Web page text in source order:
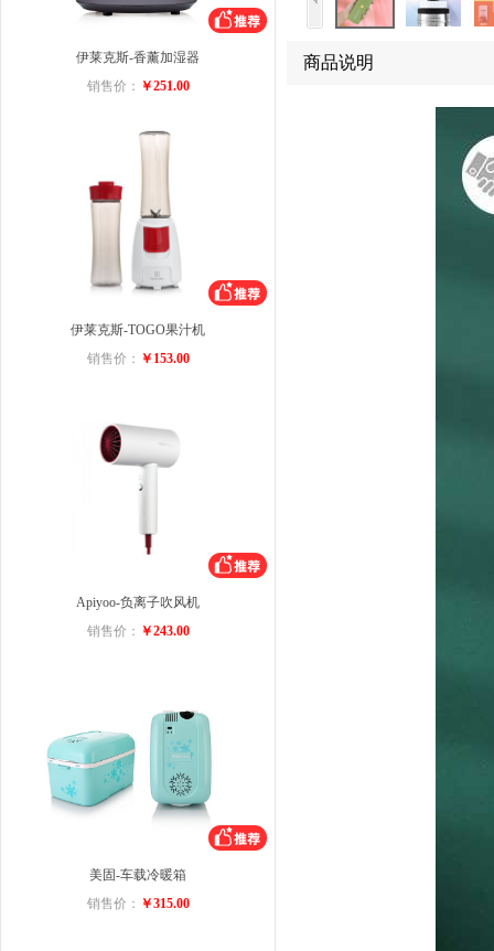
伊莱克斯-香薰加湿器
销售价： ￥251.00
伊莱克斯-TOGO果汁机
销售价： ￥153.00
Apiyoo-负离子吹风机
销售价： ￥243.00
美固-车载冷暖箱
销售价： ￥315.00
商品说明